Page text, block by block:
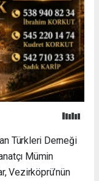
Türkleri Derneği
Mümin
Vezirköprü’nün